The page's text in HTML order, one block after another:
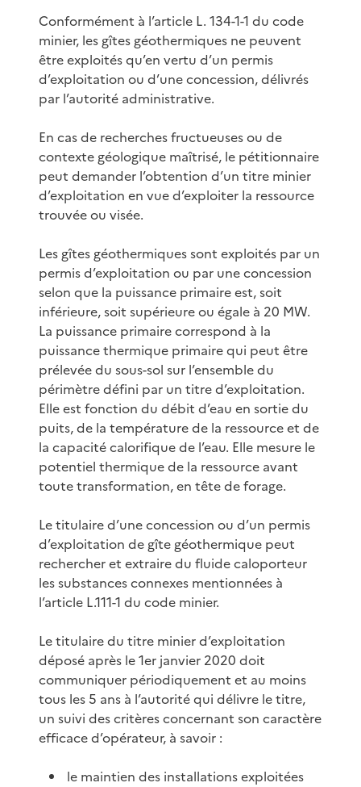
Conformément à l’article L. 134-1-1 du code
minier, les gîtes géothermiques ne peuvent
être exploités qu’en vertu d’un permis
d’exploitation ou d’une concession, délivrés
par l’autorité administrative.
En cas de recherches fructueuses ou de
contexte géologique maîtrisé, le pétitionnaire
peut demander l’obtention d’un titre minier
d’exploitation en vue d’exploiter la ressource
trouvée ou visée.
Les gîtes géothermiques sont exploités par un
permis d’exploitation ou par une concession
selon que la puissance primaire est, soit
inférieure, soit supérieure ou égale à 20 MW.
La puissance primaire correspond à la
puissance thermique primaire qui peut être
prélevée du sous-sol sur l’ensemble du
périmètre défini par un titre d’exploitation.
Elle est fonction du débit d’eau en sortie du
puits, de la température de la ressource et de
la capacité calorifique de l’eau. Elle mesure le
potentiel thermique de la ressource avant
toute transformation, en tête de forage.
Le titulaire d’une concession ou d’un permis
d’exploitation de gîte géothermique peut
rechercher et extraire du fluide caloporteur
les substances connexes mentionnées à
l’article L.111-1 du code minier.
Le titulaire du titre minier d’exploitation
déposé après le 1er janvier 2020 doit
communiquer périodiquement et au moins
tous les 5 ans à l’autorité qui délivre le titre,
un suivi des critères concernant son caractère
efficace d’opérateur, à savoir :
le maintien des installations exploitées